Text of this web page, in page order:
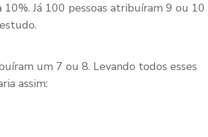
Já 100 pessoas atribuíram 9 ou 10
um 7 ou 8. Levando todos esses
assim: